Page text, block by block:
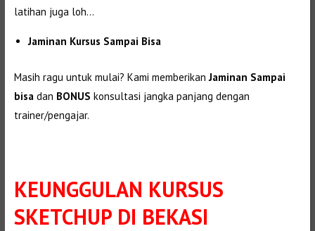
latihan juga loh…
Jaminan Kursus Sampai Bisa
Masih ragu untuk mulai? Kami memberikan Jaminan Sampai
bisa dan BONUS konsultasi jangka panjang dengan
trainer/pengajar.
KEUNGGULAN KURSUS
SKETCHUP DI BEKASI